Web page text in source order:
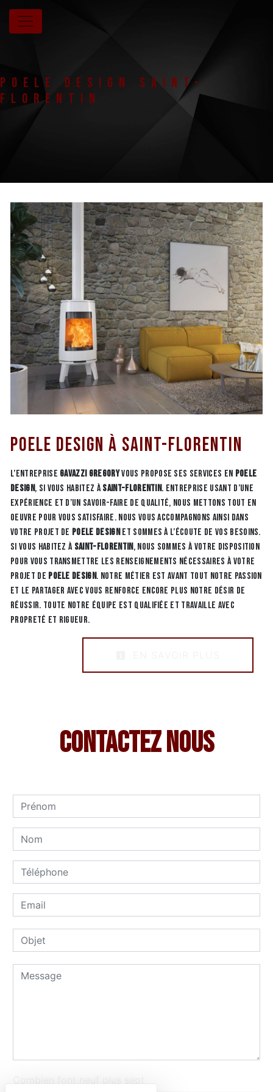
Panneau de gestion des cookies
Poele design Saint-
Florentin
Poele design à Saint-Florentin
L’entreprise GAVAZZI GREGORYvous propose ses services en Poele
design, si vous habitez àSaint-Florentin. Entreprise usant d’une
expérience et d’un savoir-faire de qualité, nous mettons tout en
oeuvre pour vous satisfaire. Nous vous accompagnons ainsi dans
votre projet de Poele designet sommes à l’écoute de vos besoins.
Si vous habitez à Saint-Florentin, nous sommes à votre disposition
pour vous transmettre les renseignements nécessaires à votre
projet de Poele design. Notre métier est avant tout notre passion
et le partager avec vous renforce encore plus notre désir de
réussir. Toute notre équipe est qualifiée et travaille avec
propreté et rigueur.
Contactez nous